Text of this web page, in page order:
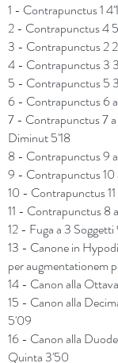
1 - Contrapunctus 1
2 - Contrapunctus 4
3 - Contrapunctus 2
4 - Contrapunctus 3
5 - Contrapunctus 5
6 - Contrapunctus 6
7 - Contrapunctus 7
Diminut 5'18
8 - Contrapunctus 9
9 - Contrapunctus 10
10 - Contrapunctus
11 - Contrapunctus 8
12 - Fuga a 3
13 - Canone in
per augmentationem
14 - Canon alla
15 - Canon alla
5'09
16 - Canon alla
Quinta 3'50